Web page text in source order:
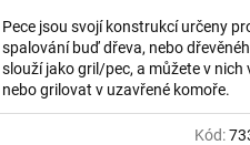
Pece jsou svojí konstrukcí určeny
spalování buď dřeva, nebo
slouží jako gril/pec, a můžete v nich
nebo grilovat v uzavřené komoře.
Spalovací komora z...
Kód: